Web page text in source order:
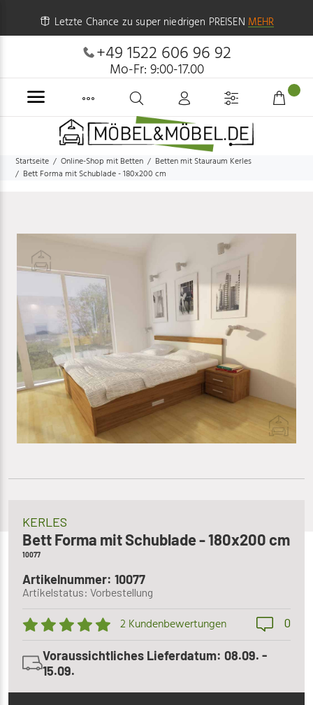
Letzte Chance zu super niedrigen PREISEN MEHR
+49 1522 606 96 92
Mo-Fr: 9:00-17.00
Startseite Online-Shop mit Betten
Betten mit Stauraum Kerles
Bett Forma mit Schublade - 180x200 cm
KERLES
Bett Forma mit Schublade - 180x200 cm
10077
Artikelnummer: 10077
Artikelstatus: Vorbestellung
2 Kundenbewertungen 0
Voraussichtliches Lieferdatum: 08.09. -
15.09.